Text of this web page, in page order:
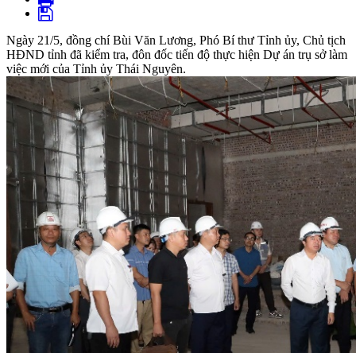
Ngày 21/5, đồng chí Bùi Văn Lương, Phó Bí thư Tỉnh ủy, Chủ tịch
HĐND tỉnh đã kiểm tra, đôn đốc tiến độ thực hiện Dự án trụ sở làm
việc mới của Tỉnh ủy Thái Nguyên.